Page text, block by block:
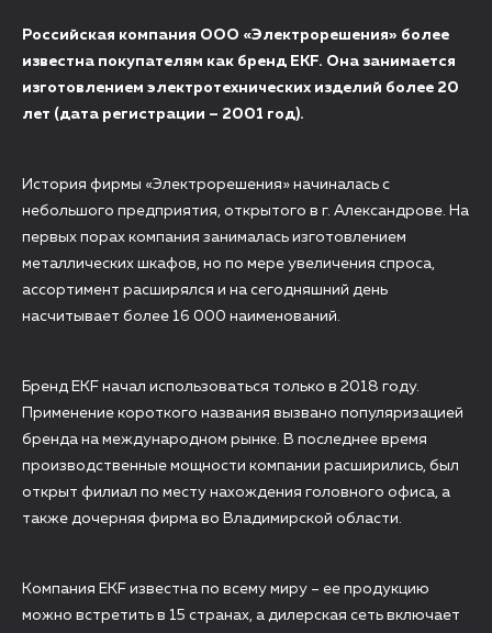
Российская компания ООО «Электрорешения» более
известна покупателям как бренд EKF. Она занимается
изготовлением электротехнических изделий более 20
лет (дата регистрации – 2001 год).
История фирмы «Электрорешения» начиналась с
небольшого предприятия, открытого в г. Александрове. На
первых порах компания занималась изготовлением
металлических шкафов, но по мере увеличения спроса,
ассортимент расширялся и на сегодняшний день
насчитывает более 16 000 наименований.
Бренд EKF начал использоваться только в 2018 году.
Применение короткого названия вызвано популяризацией
бренда на международном рынке. В последнее время
производственные мощности компании расширились, был
открыт филиал по месту нахождения головного офиса, а
также дочерняя фирма во Владимирской области.
Компания EKF известна по всему миру – ее продукцию
можно встретить в 15 странах, а дилерская сеть включает